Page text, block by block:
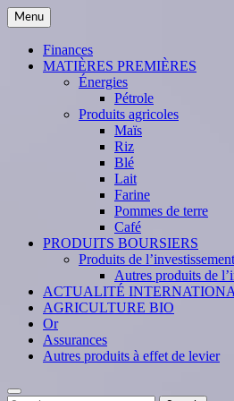
Skip
to
content
Menu
Finances
MATIÈRES PREMIÈRES
Énergies
Pétrole
Produits agricoles
Maïs
Riz
Blé
Lait
Farine
Pommes de terre
Café
PRODUITS BOURSIERS
Produits de l’investissement
Autres produits de
ACTUALITÉ
AGRICULTURE BIO
Or
Assurances
Autres produits à effet de levier
Search